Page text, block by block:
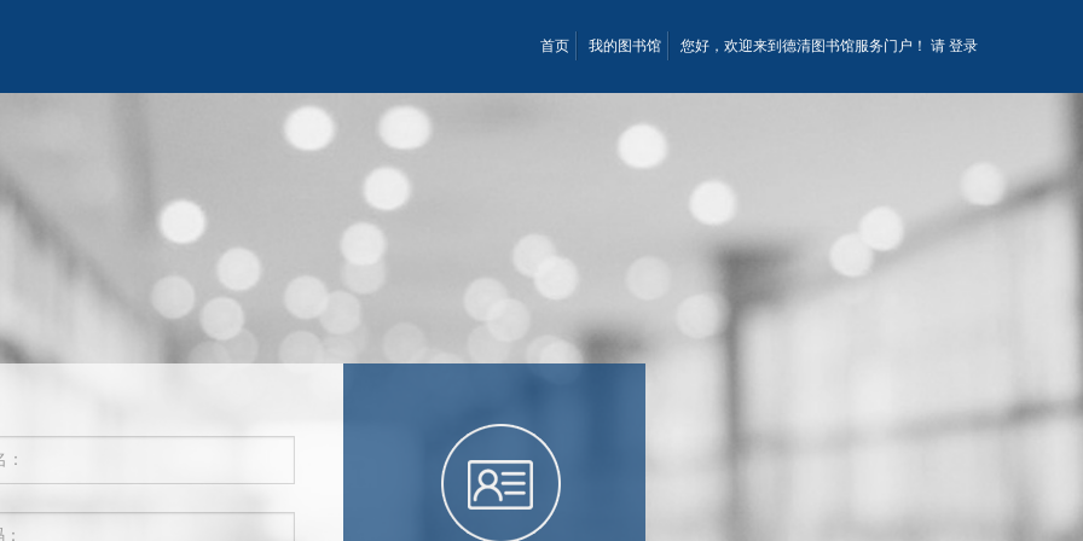
首页 我的图书馆 您好，欢迎来到德清图书馆服务门户！ 请 登录